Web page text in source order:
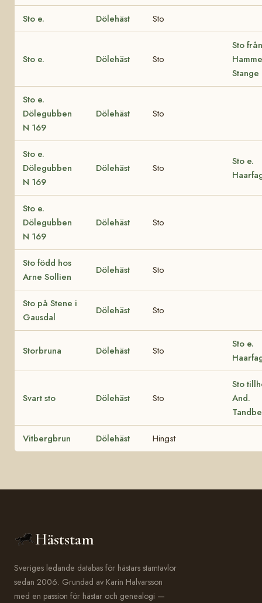
Sto e. Dölehäst Sto
Sto e. Dölehäst Sto
Sto från
Stange
Sto e.
Dölegubben
N 169
Dölehäst Sto
Sto e.
Dölegubben
N 169
Dölehäst Sto
Sto e.
Sto e.
Dölegubben
N 169
Dölehäst Sto
Sto född hos
Arne Sollien
Dölehäst Sto
Sto på Stene i
Gausdal
Dölehäst Sto
Storbruna Dölehäst Sto
Sto e.
Svart sto Dölehäst Sto
Sto
And.
Vitbergbrun Dölehäst Hingst
Häststam
Sveriges ledande databas för hästars stamtavlor
sedan 2006. Grundad av Karin Halvarsson
med en passion för hästar och genealogi —